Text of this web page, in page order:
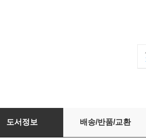
Voca POWER 고교필수어휘 2500 (2026
도서정보 배송/반품/교환